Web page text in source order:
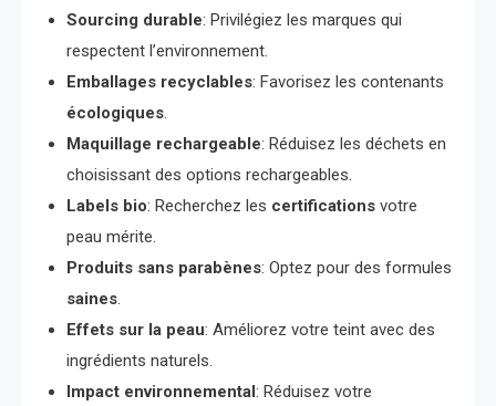
Sourcing durable: Privilégiez les marques qui
respectent l’environnement.
Emballages recyclables: Favorisez les contenants
écologiques.
Maquillage rechargeable: Réduisez les déchets en
choisissant des options rechargeables.
Labels bio: Recherchez les certifications votre
peau mérite.
Produits sans parabènes: Optez pour des formules
saines.
Effets sur la peau: Améliorez votre teint avec des
ingrédients naturels.
Impact environnemental: Réduisez votre